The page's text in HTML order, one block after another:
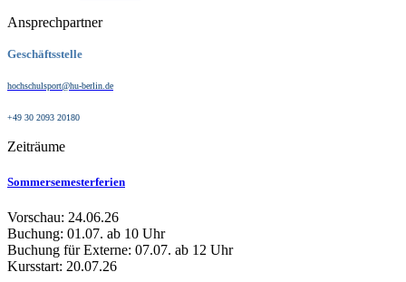
Ansprechpartner
Geschäftsstelle
hochschulsport@hu-berlin.de
+49 30 2093 20180
Zeiträume
Sommersemesterferien
Vorschau: 24.06.26
Buchung: 01.07. ab 10 Uhr
Buchung für Externe: 07.07. ab 12 Uhr
Kursstart: 20.07.26